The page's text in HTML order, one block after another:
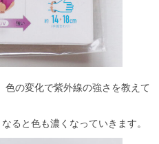
色の変化で紫外線の強さを教えて
ると色も濃くなっていきます。